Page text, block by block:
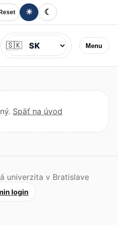
Reset ☀ ☾
Menu
Jazyk
🇸🇰
Späť na úvod
univerzita v Bratislave
login